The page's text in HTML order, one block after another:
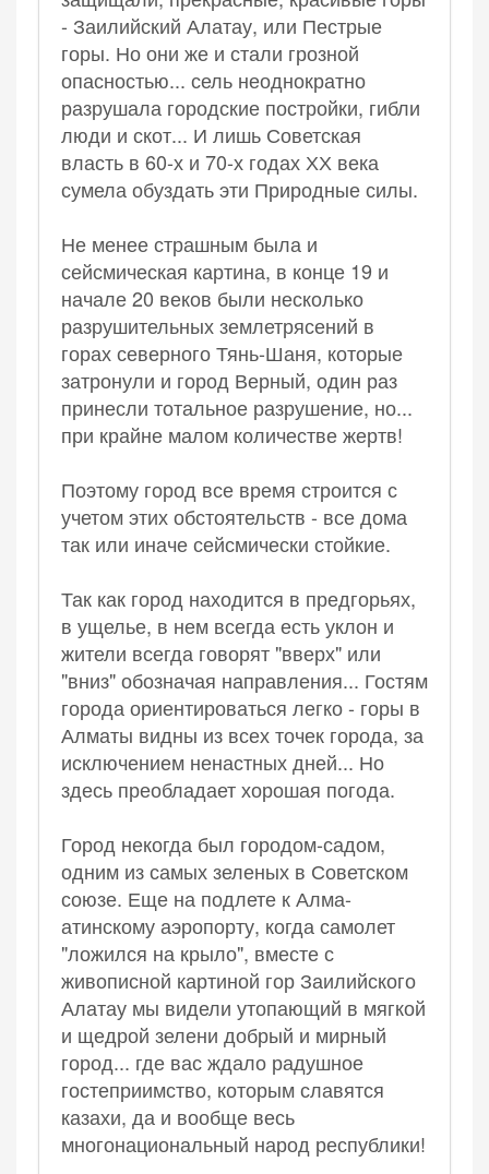
- Заилийский Алатау, или Пестрые
горы. Но они же и стали грозной
опасностью... сель неоднократно
разрушала городские постройки, гибли
люди и скот... И лишь Советская
власть в 60-х и 70-х годах ХХ века
сумела обуздать эти Природные силы.
Не менее страшным была и
сейсмическая картина, в конце 19 и
начале 20 веков были несколько
разрушительных землетрясений в
горах северного Тянь-Шаня, которые
затронули и город Верный, один раз
принесли тотальное разрушение, но...
при крайне малом количестве жертв!
Поэтому город все время строится с
учетом этих обстоятельств - все дома
так или иначе сейсмически стойкие.
Так как город находится в предгорьях,
в ущелье, в нем всегда есть уклон и
жители всегда говорят "вверх" или
"вниз" обозначая направления... Гостям
города ориентироваться легко - горы в
Алматы видны из всех точек города, за
исключением ненастных дней... Но
здесь преобладает хорошая погода.
Город некогда был городом-садом,
одним из самых зеленых в Советском
союзе. Еще на подлете к Алма-
атинскому аэропорту, когда самолет
"ложился на крыло", вместе с
живописной картиной гор Заилийского
Алатау мы видели утопающий в мягкой
и щедрой зелени добрый и мирный
город... где вас ждало радушное
гостеприимство, которым славятся
казахи, да и вообще весь
многонациональный народ республики!